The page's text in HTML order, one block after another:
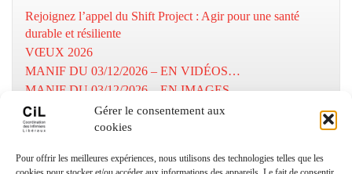
Gérer le consentement aux
cookies
Pour offrir les meilleures expériences, nous utilisons des technologies telles que les
Rejoignez l’appel du Shift Project : Agir pour une santé
durable et résiliente
VŒUX 2026
MANIF DU 03/12/2026 – EN VIDÉOS…
MANIF DU 03/12/2026 – EN IMAGES…
MOBILISATION DU 03/12/2025
Numéros utiles